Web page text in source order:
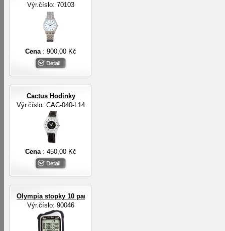
Výr.číslo: 70103
Cena : 900,00 Kč
Cactus Hodinky
Výr.číslo: CAC-040-L14
Cena : 450,00 Kč
Olympia stopky 10 pamětí na mezičasy, 3-řádkový displej
Výr.číslo: 90046